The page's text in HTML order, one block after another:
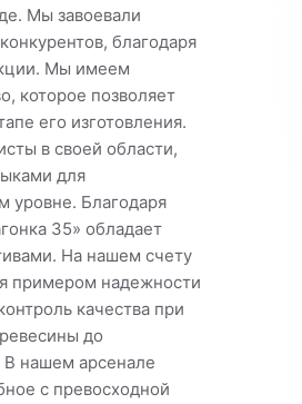
Мы завоевали
благодаря
Мы имеем
которое позволяет
его изготовления.
в своей области,
для
уровне. Благодаря
35» обладает
На нашем счету
примером надежности
качества при
до
В нашем арсенале
с превосходной